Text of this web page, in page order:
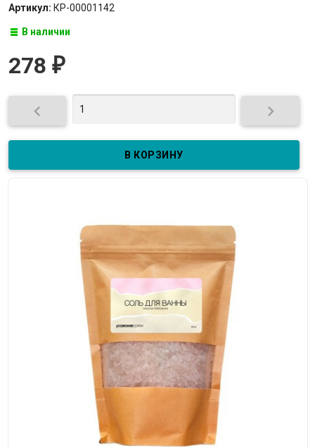
Артикул: КР-00001142
В наличии
278 ₽
 